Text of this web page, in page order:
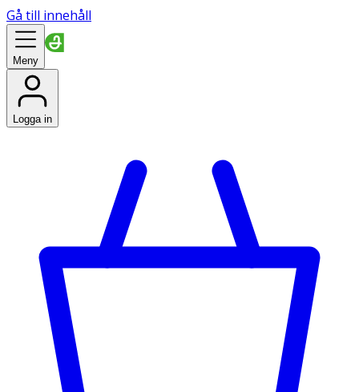
Gå till innehåll
Meny
Logga in